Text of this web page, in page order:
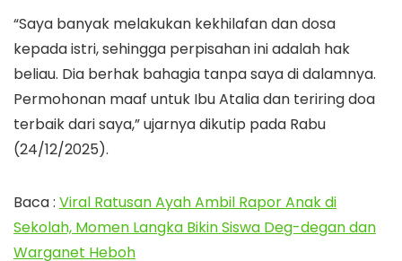
“Saya banyak melakukan kekhilafan dan dosa
kepada istri, sehingga perpisahan ini adalah hak
beliau. Dia berhak bahagia tanpa saya di dalamnya.
Permohonan maaf untuk Ibu Atalia dan teriring doa
terbaik dari saya,” ujarnya dikutip pada Rabu
(24/12/2025).
Baca : Viral Ratusan Ayah Ambil Rapor Anak di
Sekolah, Momen Langka Bikin Siswa Deg-degan dan
Warganet Heboh